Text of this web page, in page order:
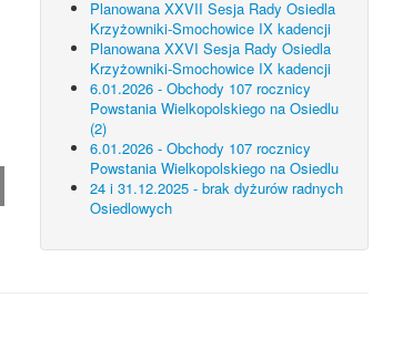
Planowana XXVII Sesja Rady Osiedla
Krzyżowniki-Smochowice IX kadencji
Planowana XXVI Sesja Rady Osiedla
Krzyżowniki-Smochowice IX kadencji
6.01.2026 - Obchody 107 rocznicy
Powstania Wielkopolskiego na Osiedlu
(2)
6.01.2026 - Obchody 107 rocznicy
Powstania Wielkopolskiego na Osiedlu
24 i 31.12.2025 - brak dyżurów radnych
Osiedlowych